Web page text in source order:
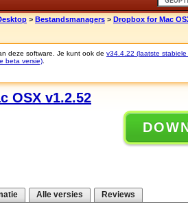
> Bestandsmanagers > Dropbox for Mac
deze software. Je kunt ook de v34.4.22 (laatste stabiele
beta versie)
OSX v1.2.52
Alle versies Reviews